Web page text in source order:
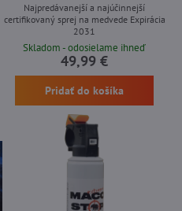
Najpredávanejší a najúčinnejší
certifikovaný sprej na medvede Expirácia
2031
Skladom - odosielame ihneď
49,99 €
Pridať do košíka